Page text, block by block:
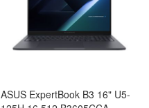
ASUS ExpertBook B3 16" U5-